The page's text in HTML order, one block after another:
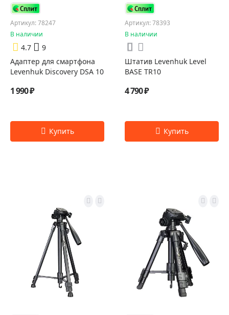
Артикул: 78247
В наличии
4.7
9
Адаптер для смартфона
Levenhuk Discovery DSA 10
1 990 ₽
Артикул: 78393
В наличии
Штатив Levenhuk Level
BASE TR10
4 790 ₽